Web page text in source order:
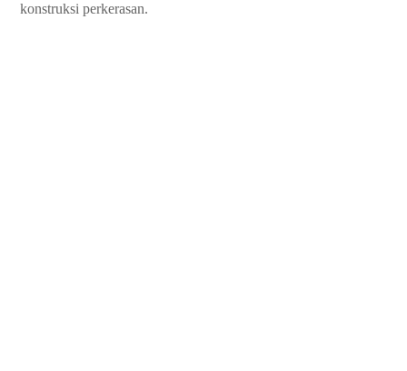
konstruksi perkerasan.